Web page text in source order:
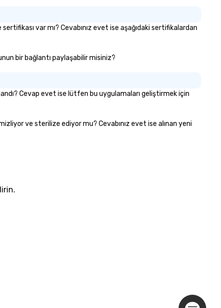
var mı? Cevabınız evet ise aşağıdaki sertifikalardan
bir bağlantı paylaşabilir misiniz?
Cevap evet ise lütfen bu uygulamaları geliştirmek için
ve sterilize ediyor mu? Cevabınız evet ise alınan yeni